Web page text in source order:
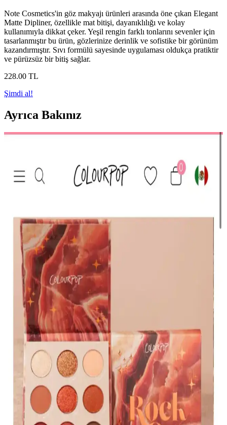
Note Cosmetics'in göz makyajı ürünleri arasında öne çıkan Elegant
Matte Dipliner, özellikle mat bitişi, dayanıklılığı ve kolay
kullanımıyla dikkat çeker. Yeşil rengin farklı tonlarını sevenler için
tasarlanmıştır bu ürün, gözlerinize derinlik ve sofistike bir görünüm
kazandırmıştır. Sıvı formülü sayesinde uygulaması oldukça pratiktir
ve pürüzsüz bir bitiş sağlar.
228.00 TL
Şimdi al!
Ayrıca Bakınız
HBTasarim Fix 13’lü Kahverengi Fırça Seti, çeşitli makyaj
tekniklerine uygun, doğal kıllı ve kullanışlı fırçalar içerir, cilt dostu
The Glitter Lab Jel Formlu Parlak Glitter Paradise
Renkli Çok Yönlü Kullanım İçin
The Glitter Lab'in jel formüllü parlak glitteri, kolay uygulama, su
bazlı formülü ve doğal ışıltısıyla makyaj ve vücut süslemelerinde
tercih edilir.
KIKO Creamy Lipgloss 107 Magenta Dudak
Parlatıcısı: Canlı ve Uzun Süre Kalıcı Renkli
Makyaj
KIKO'nun 107 Magenta dudak parlatıcısı, yoğun renk ve parlaklık
sunar. Pratik uygulama ve uzun süre kalıcılığıyla günlük makyajda
tercih edilen, hafif ve nemlendirici formülüyle dikkat çeker.
Muğgan 3'lü Açılı Fırçalı Kaş Boyası Seti İncelemesi
ve Kullanıcı Yorumları
Muğgan 3'lü kaş boyası seti, suya ve tere dayanıklı formülüyle
pratik kullanım sağlar. Renk seçenekleri ve kullanıcı deneyimleri
hakkında detaylı bilgi içerir.